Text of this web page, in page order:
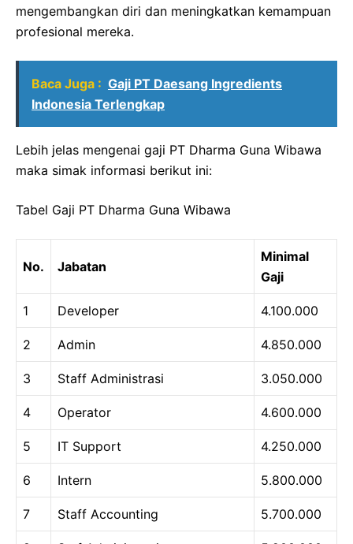
mengembangkan diri dan meningkatkan kemampuan
profesional mereka.
Baca Juga : Gaji PT Daesang Ingredients
Indonesia Terlengkap
Lebih jelas mengenai gaji PT Dharma Guna Wibawa
maka simak informasi berikut ini:
Tabel Gaji PT Dharma Guna Wibawa
No. Jabatan
Minimal
Gaji
1 Developer 4.100.000
2 Admin 4.850.000
3 Staff Administrasi 3.050.000
4 Operator 4.600.000
5 IT Support 4.250.000
6 Intern 5.800.000
7 Staff Accounting 5.700.000